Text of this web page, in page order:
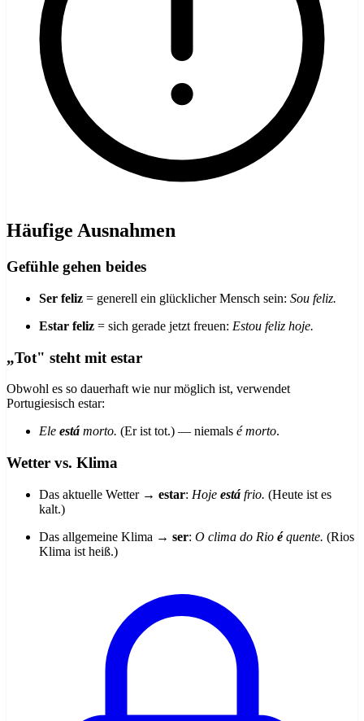
Häufige Ausnahmen
Gefühle gehen beides
Ser feliz = generell ein glücklicher Mensch sein: Sou feliz.
Estar feliz = sich gerade jetzt freuen: Estou feliz hoje.
„Tot" steht mit estar
Obwohl es so dauerhaft wie nur möglich ist, verwendet
Portugiesisch estar:
Ele está morto. (Er ist tot.) — niemals é morto.
Wetter vs. Klima
Das aktuelle Wetter → estar: Hoje está frio. (Heute ist es
kalt.)
Das allgemeine Klima → ser: O clima do Rio équente. (Rios
Klima ist heiß.)